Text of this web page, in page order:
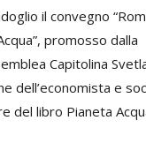
il convegno
promosso dalla
Capitolina
dell’economista e
del libro Pianeta